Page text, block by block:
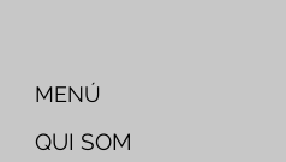
QUI SOM
MENÚ